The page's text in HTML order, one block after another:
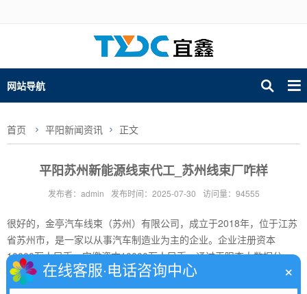
网站导航
首页 平阳新闻资讯 正文
平阳苏州新能源线束代工_苏州线束厂咋样
发布者：admin 发布时间：2025-07-30 访问量：94555
很好的，金亭汽车线束（苏州）有限公司，成立于2018年，位于江苏
省苏州市，是一家以从事汽车制造业为主的企业。企业注册资本
10000万人民币，实缴资本10000万人民币。通过天眼查大数据分
析，金亭汽车线束（苏州）有限公司专利信息85条；此外企业还拥有
行政许可10个。
在线客服·电话咨询中心 ×